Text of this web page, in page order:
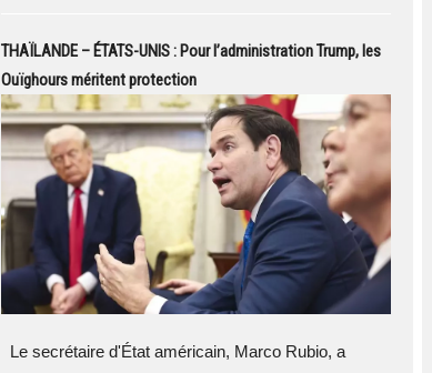
THAÏLANDE – ÉTATS-UNIS : Pour l’administration Trump, les
Ouïghours méritent protection
Le secrétaire d'État américain, Marco Rubio, a